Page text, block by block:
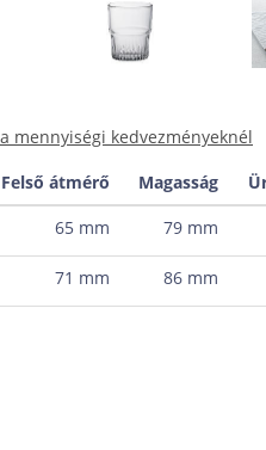
mennyiségi kedvezményeknél
Felső átmérő Magasság
65 mm 79 mm
71 mm 86 mm